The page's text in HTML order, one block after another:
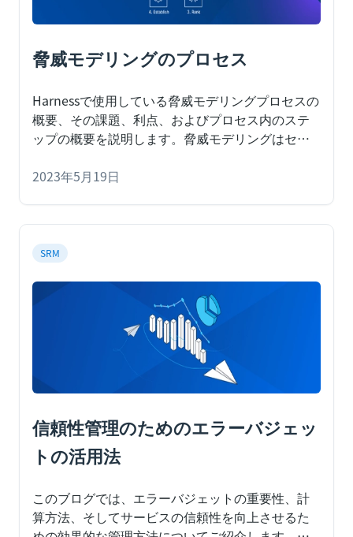
脅威モデリングのプロセス
Harnessで使用している脅威モデリングプロセスの
概要、その課題、利点、およびプロセス内のステ
ップの概要を説明します。 脅威モデリングはセキ
つありますが、Harnessではソフトウェアデリバリ
ロセスの概要、その課題、利点、およびプロセス
2023年5月19日
SRM
信頼性管理のためのエラーバジェッ
トの活用法
このブログでは、エラーバジェットの重要性、計
算方法、そしてサービスの信頼性を向上させるた